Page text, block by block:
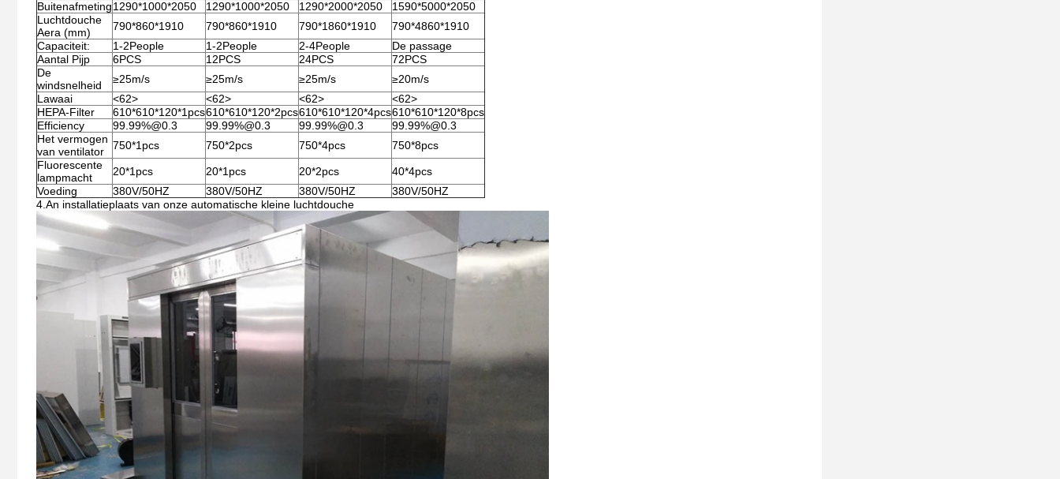
Buitenafmeting1290*1000*2050 1290*1000*2050 1290*2000*2050
1590*5000*2050
Luchtdouche
Aera (mm)
790*860*1910 790*860*1910 790*1860*1910
790*4860*1910
Capaciteit:
1-2People 1-2People 2-4People
De passage
Aantal Pijp
6PCS 12PCS 24PCS
72PCS
De
windsnelheid
≥25m/s ≥25m/s ≥25m/s
≥20m/s
Lawaai
<62> <62> <62>
<62>
HEPA-Filter
610*610*120*1pcs610*610*120*2pcs610*610*120*4pcs610*610*120*8pcs
Efficiency
99.99%@0.3 99.99%@0.3 99.99%@0.3
99.99%@0.3
Het vermogen
van ventilator
750*1pcs 750*2pcs 750*4pcs
750*8pcs
Fluorescente
lampmacht
20*1pcs 20*1pcs 20*2pcs
40*4pcs
Voeding
380V/50HZ 380V/50HZ 380V/50HZ
380V/50HZ
4.An installatieplaats van onze automatische kleine luchtdouche